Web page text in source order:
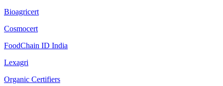
Bioagricert
Cosmocert
FoodChain ID India
Lexagri
Organic Certifiers